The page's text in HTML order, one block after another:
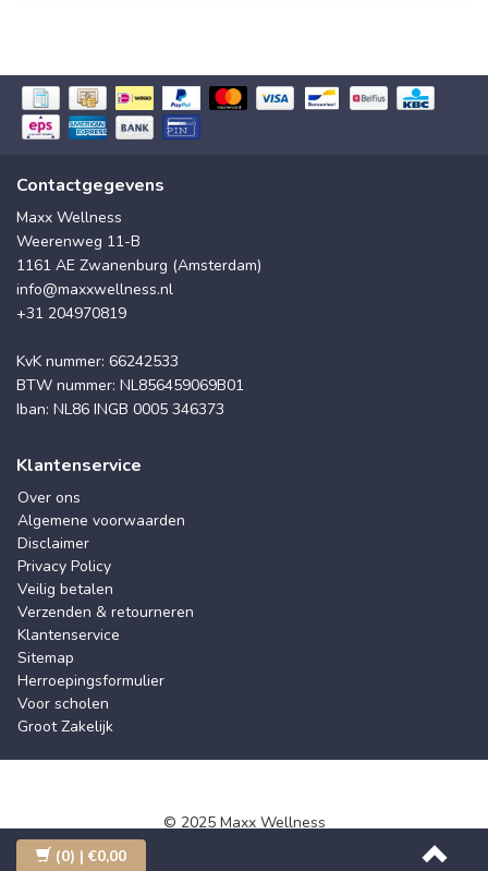
Contactgegevens
Maxx Wellness
Weerenweg 11-B
1161 AE Zwanenburg (Amsterdam)
info@maxxwellness.nl
+31 204970819
KvK nummer: 66242533
BTW nummer: NL856459069B01
Iban: NL86 INGB 0005 346373
Klantenservice
Over ons
Algemene voorwaarden
Disclaimer
Privacy Policy
Veilig betalen
Verzenden & retourneren
Klantenservice
Sitemap
Herroepingsformulier
Voor scholen
Groot Zakelijk
© 2025 Maxx Wellness
(0) | €0,00